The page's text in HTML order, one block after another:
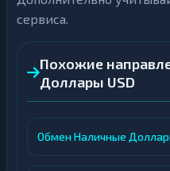
сервиса.
Похожие
Доллары USD
Обмен Наличные